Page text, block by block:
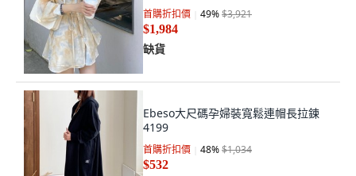
首購折扣價 49%$3,921
$1,984
缺貨
Ebeso大尺碼孕婦裝寬鬆連帽長拉鍊
4199
首購折扣價 48%$1,034
$532